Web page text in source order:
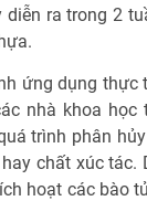
diễn ra trong 2
ứng dụng thực
nhà khoa học
trình phân
chất xúc tác.
hoạt các bào